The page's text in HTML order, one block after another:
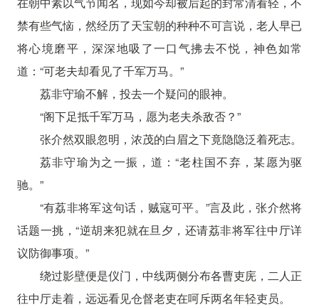
禁有些气恼，然经历了天宝朝的种种不可言说，老人早已
将心境磨平，深深地吸了一口气拂去不悦，神色如常
道：“可老夫却看见了千军万马。”
荔非守瑜不解，投去一个疑问的眼神。
“阁下足抵千军万马，愿为老夫杀敌否？”
张介然双眼忽明，浓茂的白眉之下竟隐隐泛着死志。
荔非守瑜为之一振，道：“老柱国不弃，某愿为驱
驰。”
“有荔非将军这句话，贼寇可平。”言及此，张介然将
话题一挑，“逆胡来犯就在旦夕，还请荔非将军往中厅详
议防御事项。”
绕过影壁便是仪门，中线两侧分布各曹吏庑，二人正
往中厅走着，远远看见仓督老吏在呵斥两名年轻吏员。